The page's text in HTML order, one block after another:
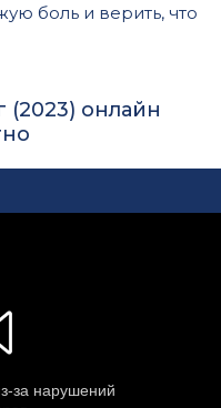
боль и верить, что
(2023) онлайн